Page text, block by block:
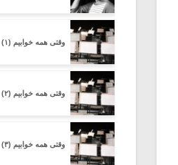
وقتی همه خوابیم (۱)
وقتی همه خوابیم (۲)
وقتی همه خوابیم (۳)